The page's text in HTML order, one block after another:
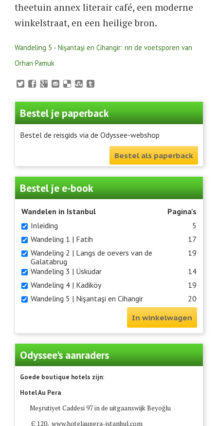
Bestel je paperback
Bestel de reisgids via de Odyssee-webshop
Bestel als paperback
Bestel je e-book
Wandelen in Istanbul
Pagina's
Inleiding
5
Wandeling 1 | Fatih
17
Wandeling 2 | Langs de oevers van de
Galatabrug
19
Wandeling 3 | Üsküdar
14
Wandeling 4 | Kadiköy
19
Wandeling 5 | Nişantaşi en Cihangir
20
In winkelwagen
Odyssee's aanraders
Goede boutique hotels zijn:
Hotel Au Pera
Meşrutiyet Caddesi 97 in de uitgaanswijk Beyoğlu
Є 120, www.hotelaupera-istanbul.com
theetuin annex literair café, een moderne
winkelstraat, en een heilige bron.
Wandeling 5 - Nişantaşi en Cihangir: nn de voetsporen van
Orhan Pamuk